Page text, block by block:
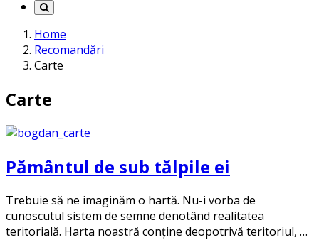
Home
Recomandări
Carte
Carte
Pământul de sub tălpile ei
Trebuie să ne imaginăm o hartă. Nu-i vorba de
cunoscutul sistem de semne denotând realitatea
teritorială. Harta noastră conţine deopotrivă teritoriul, …